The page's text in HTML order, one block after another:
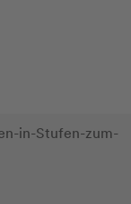
in-Stufen-zum-